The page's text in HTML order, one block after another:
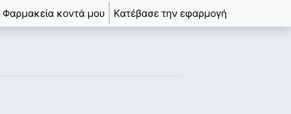
Φαρμακεία κοντά μου Κατέβασε την εφαρμογή